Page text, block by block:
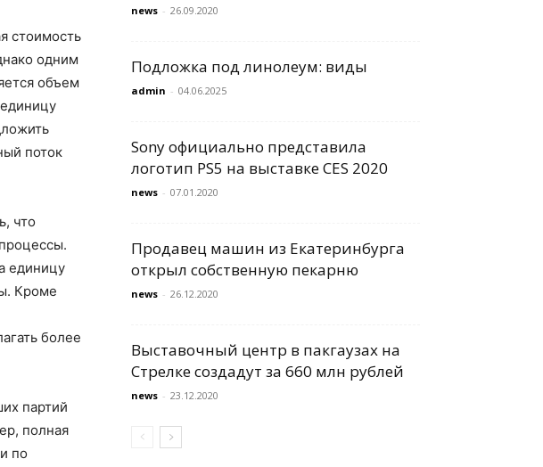
стоимость
одним
объем
поток
что
единицу
Кроме
более
партий
полная
по
news - 26.09.2020
Подложка под линолеум: виды
admin - 04.06.2025
Sony официально представила
логотип PS5 на выставке CES 2020
news - 07.01.2020
Продавец машин из Екатеринбурга
открыл собственную пекарню
news - 26.12.2020
Выставочный центр в пакгаузах на
Стрелке создадут за 660 млн рублей
news - 23.12.2020